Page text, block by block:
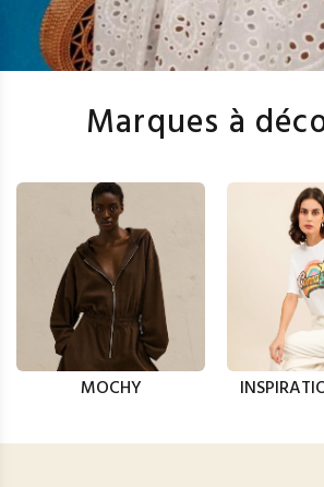
Marques à
MOCHY